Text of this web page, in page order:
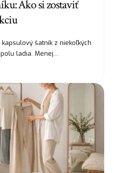
Ako si zostaviť
šatník z niekoľkých
ladia. Menej…